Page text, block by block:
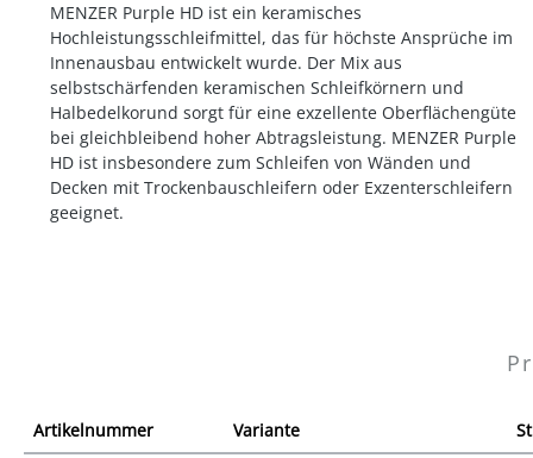
MENZER Purple HD ist ein keramisches
Hochleistungsschleifmittel, das für höchste Ansprüche im
Innenausbau entwickelt wurde. Der Mix aus
selbstschärfenden keramischen Schleifkörnern und
Halbedelkorund sorgt für eine exzellente Oberflächengüte
bei gleichbleibend hoher Abtragsleistung. MENZER Purple
HD ist insbesondere zum Schleifen von Wänden und
Decken mit Trockenbauschleifern oder Exzenterschleifern
geeignet.
Artikelnummer Variante